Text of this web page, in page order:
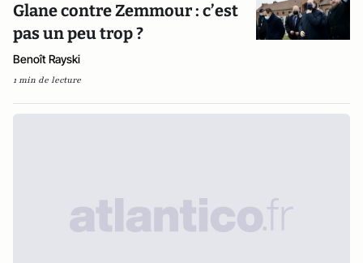
Glane contre Zemmour : c’est
pas un peu trop ?
Benoît Rayski
1 min de lecture